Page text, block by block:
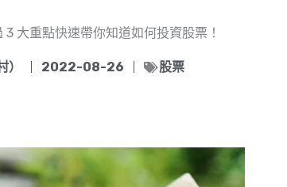
大重點快速帶你知道如何投資股票！
2022-08-26 股票